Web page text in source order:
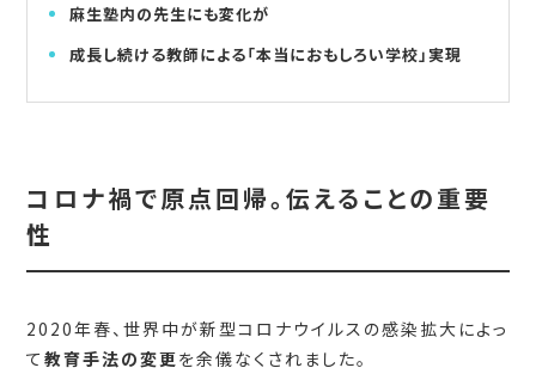
麻生塾内の先生にも変化が
成長し続ける教師による「本当におもしろい学校」実現
コロナ禍で原点回帰。伝えることの重要
性
2020年春、世界中が新型コロナウイルスの感染拡大によっ
て教育手法の変更を余儀なくされました。